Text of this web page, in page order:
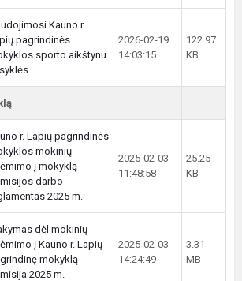
Kauno r.
pagrindinės
sporto aikštynu
2026-02-19
14:03:15
122.97
KB
r. Lapių pagrindinės
mokinių
į mokyklą
darbo
2025 m.
2025-02-03
11:48:58
25.25
KB
dėl mokinių
į Kauno r. Lapių
mokyklą
2025 m.
2025-02-03
14:24:49
3.31
MB